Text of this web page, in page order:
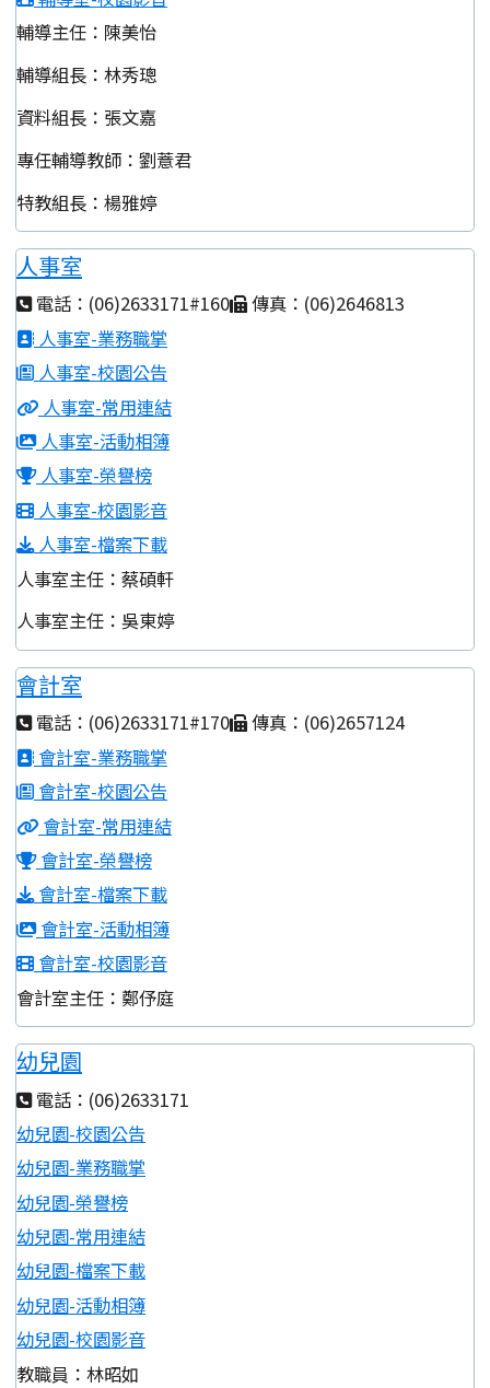
輔導主任：陳美怡
輔導組長：林秀璁
資料組長：張文嘉
專任輔導教師：劉薏君
特教組長：楊雅婷
人事室
電話：(06)2633171#160
傳真：(06)2646813
人事室-業務職掌
人事室-校園公告
人事室-常用連結
人事室-活動相簿
人事室-榮譽榜
人事室-校園影音
人事室-檔案下載
人事室主任：蔡碩軒
人事室主任：吳東婷
會計室
電話：(06)2633171#170
傳真：(06)2657124
會計室-業務職掌
會計室-校園公告
會計室-常用連結
會計室-榮譽榜
會計室-檔案下載
會計室-活動相簿
會計室-校園影音
會計室主任：鄭伃庭
幼兒園
電話：(06)2633171
幼兒園-校園公告
幼兒園-業務職掌
幼兒園-榮譽榜
幼兒園-常用連結
幼兒園-檔案下載
幼兒園-活動相簿
幼兒園-校園影音
教職員：林昭如